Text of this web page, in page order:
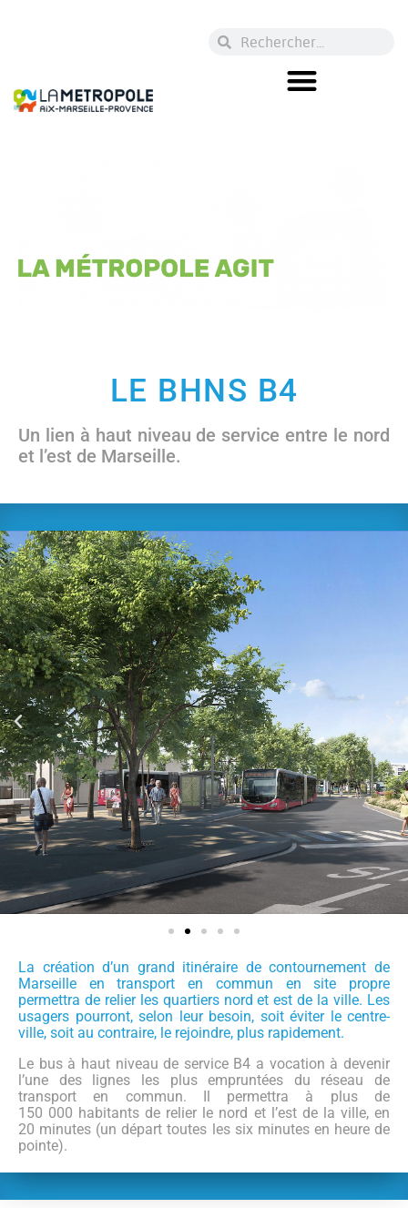
LE BHNS B4
Un lien à haut niveau de service entre le nord
et l’est de Marseille.
La création d’un grand itinéraire de contournement de
Marseille en transport en commun en site propre
permettra de relier les quartiers nord et est de la ville. Les
usagers pourront, selon leur besoin, soit éviter le centre-
ville, soit au contraire, le rejoindre, plus rapidement.
Le bus à haut niveau de service B4 a vocation à devenir
l’une des lignes les plus empruntées du réseau de
transport en commun. Il permettra à plus de
150 000 habitants de relier le nord et l’est de la ville, en
20 minutes (un départ toutes les six minutes en heure de
pointe).